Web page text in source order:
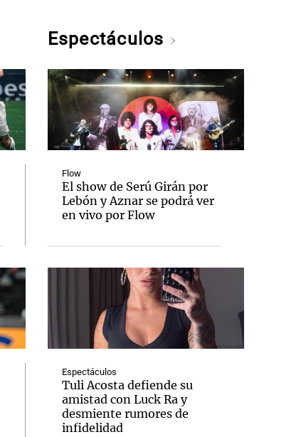
Espectáculos
Flow
El show de Serú Girán por
Lebón y Aznar se podrá ver
en vivo por Flow
Espectáculos
Tuli Acosta defiende su
amistad con Luck Ra y
desmiente rumores de
infidelidad
Notas